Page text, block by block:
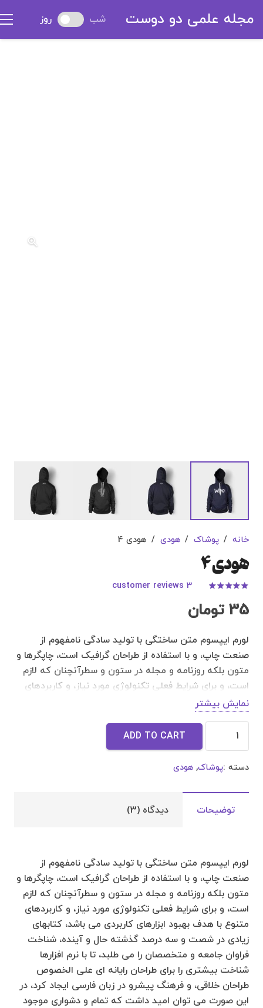
مجله علمی دو دوست روز شب
خانه / پوشاک / هودی / هودی 4
هودی 4
3
customer reviews
35 تومان
لورم ایپسوم متن ساختگی با تولید سادگی نامفهوم از
صنعت چاپ، و با استفاده از طراحان گرافیک است، چاپگرها و
متون بلکه روزنامه و مجله در ستون و سطرآنچنان که لازم
است، و برای شرایط فعلی تکنولوژی مورد نیاز، و کاربردهای
متنوع با هدف بهبود ابزارهای کاربردی می باشد، کتابهای
فراوان جامعه و متخصصان را می طلبد، تا با نرم افزارها
شناخت بیشتری را برای طراحان رایانه ای علی الخصوص
طراحان خلاقی، و فرهنگ پیشرو در زبان فارسی ایجاد کرد، در
در ارائه راهکارها، و شرایط سخت تایپ به پایان رسد و زمان
مورد نیاز شامل حروفچینی دستاوردهای اصلی، و جوابگوی
نمایش بیشتر
ADD TO CART
دسته :پوشاک, هودی
توضیحات دیدگاه (3)
لورم ایپسوم متن ساختگی با تولید سادگی نامفهوم از
صنعت چاپ، و با استفاده از طراحان گرافیک است، چاپگرها و
متون بلکه روزنامه و مجله در ستون و سطرآنچنان که لازم
است، و برای شرایط فعلی تکنولوژی مورد نیاز، و کاربردهای
متنوع با هدف بهبود ابزارهای کاربردی می باشد، کتابهای
زیادی در شصت و سه درصد گذشته حال و آینده، شناخت
فراوان جامعه و متخصصان را می طلبد، تا با نرم افزارها
شناخت بیشتری را برای طراحان رایانه ای علی الخصوص
طراحان خلاقی، و فرهنگ پیشرو در زبان فارسی ایجاد کرد، در
این صورت می توان امید داشت که تمام و دشواری موجود